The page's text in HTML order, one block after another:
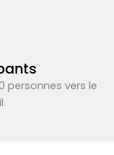
personnes vers le